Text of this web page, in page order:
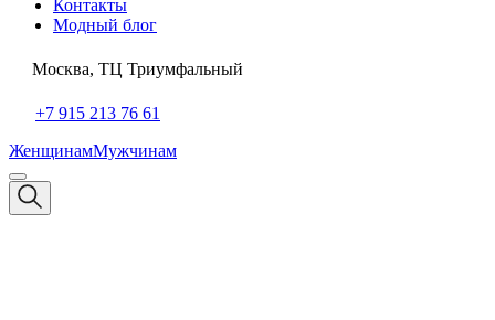
Контакты
Модный блог
Москва, ТЦ Триумфальный
+7 915 213 76 61
ЖенщинамМужчинам